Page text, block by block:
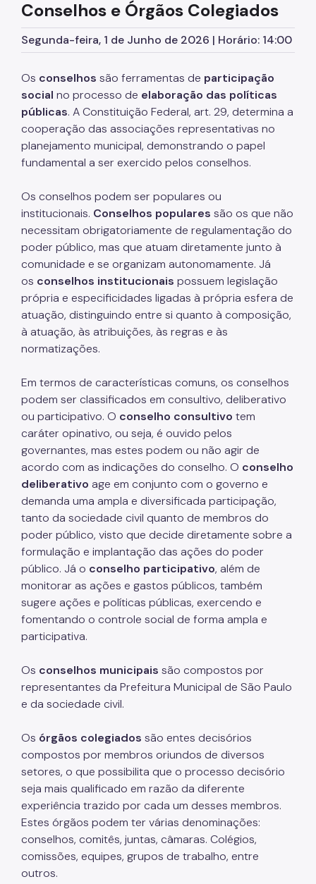
Supervisão de Assistência Social (SAS)
CPAS
Painéis
Pessoa em situação de rua
Programa Reencontro
Jovens e Adultos
Idosos
Pessoas com Deficiência
Famílias
Família Acolhedora
Mulheres Vítimas de Violência
Imigrantes
Programa Cidade Protetora
Operação Altas Temperaturas (OAT)
Operação Baixas Temperaturas (OBT)
Coordenadoria de Gestão de Benefícios
Transferência de Renda
Programa Bolsa Família
Benefício de Prestação Continuada (BPC)
Relação de Convênios e Parcerias
Legislação
Atas de Registro de Preço
Observatório Socioassistencial
Pesquisas
Georreferenciamento
Gestão da Informação
Monitoramento e Avaliação
Conselhos e Órgãos Colegiados
Segunda-feira, 1 de Junho de 2026 | Horário: 14:00
Os conselhos são ferramentas de participação
social no processo de elaboração das políticas
públicas. A Constituição Federal, art. 29, determina a
cooperação das associações representativas no
planejamento municipal, demonstrando o papel
fundamental a ser exercido pelos conselhos.
Os conselhos podem ser populares ou
institucionais. Conselhos populares são os que não
necessitam obrigatoriamente de regulamentação do
poder público, mas que atuam diretamente junto à
comunidade e se organizam autonomamente. Já
os conselhos institucionais possuem legislação
própria e especificidades ligadas à própria esfera de
atuação, distinguindo entre si quanto à composição,
à atuação, às atribuições, às regras e às
normatizações.
Em termos de características comuns, os conselhos
podem ser classificados em consultivo, deliberativo
ou participativo. O conselho consultivo tem
caráter opinativo, ou seja, é ouvido pelos
governantes, mas estes podem ou não agir de
acordo com as indicações do conselho. O conselho
deliberativo age em conjunto com o governo e
demanda uma ampla e diversificada participação,
tanto da sociedade civil quanto de membros do
poder público, visto que decide diretamente sobre a
formulação e implantação das ações do poder
público. Já o conselho participativo, além de
monitorar as ações e gastos públicos, também
sugere ações e políticas públicas, exercendo e
fomentando o controle social de forma ampla e
participativa.
Os conselhos municipais são compostos por
representantes da Prefeitura Municipal de São Paulo
e da sociedade civil.
Os órgãos colegiados são entes decisórios
compostos por membros oriundos de diversos
setores, o que possibilita que o processo decisório
seja mais qualificado em razão da diferente
experiência trazido por cada um desses membros.
Estes órgãos podem ter várias denominações:
conselhos, comitês, juntas, câmaras. Colégios,
comissões, equipes, grupos de trabalho, entre
outros.